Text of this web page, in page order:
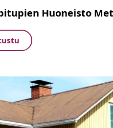
Huoneisto